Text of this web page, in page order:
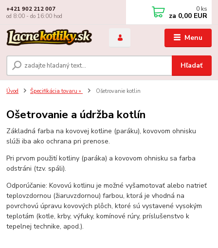
Menu
Hľadať
+421 902 212 007
od 8:00 - do 16:00 hod
0 ks
za 0,00 EUR
Úvod Špecifikácia tovaru » Ošetrovanie kotlin
Ošetrovanie a údržba kotlín
Základná farba na kovovej kotline (paráku), kovovom ohnisku
slúži iba ako ochrana pri prenose.
Pri prvom použití kotliny (paráka) a kovovom ohnisku sa farba
odstráni (tzv. spáli).
Odporúčanie: Kovovú kotlinu je možné vyšamotovať alebo natrieť
teplovzdornou (žiaruvzdornou) farbou, ktorá je vhodná na
povrchovú úpravu kovových plôch, ktoré sú vystavené vysokým
teplotám (kotle, krby, výfuky, komínové rúry, príslušenstvo k
tepelnej technike, apod.).